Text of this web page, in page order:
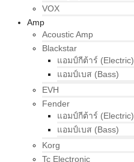
VOX
Amp
Acoustic Amp
Blackstar
แอมป์กีต้าร์ (Electric)
แอมป์เบส (Bass)
EVH
Fender
แอมป์กีต้าร์ (Electric)
แอมป์เบส (Bass)
Korg
Tc Electronic